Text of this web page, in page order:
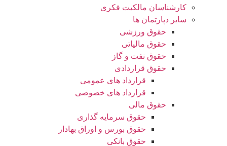
کارشناسان مالکیت فکری
سایر دپارتمان ها
حقوق ورزشی
حقوق مالیاتی
حقوق نفت و گاز
حقوق قراردادی
قرارداد های عمومی
قرارداد های خصوصی
حقوق مالی
حقوق سرمایه گذاری
حقوق بورس و اوراق بهادار
حقوق بانکی